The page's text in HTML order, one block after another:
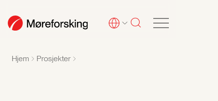
Hjem Prosjekter